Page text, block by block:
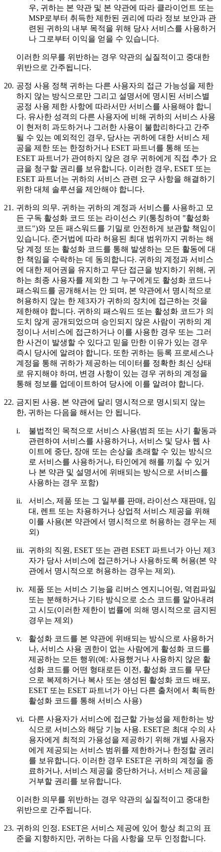
우, 귀하는 본 약관 및 본 약관에 따라 클라이언트 또는
MSP로부터 취득한 제한된 권리에 따라 정보 보안과 관
련된 귀하의 내부 목적을 위해 당사 서비스를 사용하거
나 그로부터 이익을 얻을 수 있습니다.
이러한 의무를 위반하는 경우 약관의 실질적이고 중대한
위반으로 간주됩니다.
20. 공정 사용 정책 귀하는 다른 사용자의 접근 가능성을 제한
하지 않는 방식으로만 그리고 설명서에 명시된 서비스별
공정 사용 제한 사항에 따라서만 서비스를 사용해야 합니
다. 유사한 성격의 다른 사용자에 비해 귀하의 서비스 사용
이 현저히 과도하거나 그러한 사용이 불합리하다고 간주
될 수 있는 예외적인 경우, 당사는 귀하에 대한 서비스 제
공을 제한 또는 한정하거나 ESET 파트너를 통해 또는
ESET 파트너가 관여하지 않은 경우 귀하에게 직접 추가 요
금을 청구할 권리를 보유합니다. 이러한 경우, ESET 또는
ESET 파트너는 귀하의 서비스 관련 요구 사항을 해결하기
위한 대체 솔루션을 제안해야 합니다.
21. 귀하의 의무. 귀하는 귀하의 계정과 서비스를 사용하고 모
든 구독 활성화 코드 또는 라이선스 키(통칭하여 "활성화
코드")와 모든 패스워드를 기밀로 안전하게 보관할 책임이
있습니다. 준거법에 따라 허용된 최대 범위까지 귀하는 해
당 계정 또는 활성화 코드를 통해 발생하는 모든 활동에 대
한 책임을 수락하는 데 동의합니다. 귀하의 계정과 서비스
에 대한 제어권을 유지하고 무단 접근을 방지하기 위해, 귀
하는 최종 사용자를 제외한 그 누구에게도 활성화 코드나
패스워드를 공개해서는 안 되며, 본 약관에서 명시적으로
허용하지 않는 한 제3자가 귀하의 장치에 접근하는 것을
제한해야 합니다. 귀하의 패스워드 또는 활성화 코드가 의
도치 않게 공개되었으며 승인되지 않은 사람이 귀하의 계
정이나 서비스에 접근하거나 이를 사용한 경우 또는 그러
한 사건이 발생할 수 있다고 믿을 만한 이유가 있는 경우
즉시 당사에 알려야 합니다. 또한 귀하는 등록 프로세스나
계정을 통해 귀하가 제공하는 데이터를 정확한 최신 상태
로 유지해야 하며, 변경 사항이 있는 경우 귀하의 계정을
통해 정보를 업데이트하여 당사에 이를 알려야 합니다.
22. 금지된 사용. 본 약관에 달리 명시적으로 명시되지 않는
한, 귀하는 다음을 해서는 안 됩니다.
i.
불법적인 목적으로 서비스 사용(범죄 또는 사기 활동과
관련하여 서비스를 사용하거나, 서비스 및 당사 웹 사
이트에 중단, 장애 또는 손상을 초래할 수 있는 방식으
로 서비스를 사용하거나, 타인에게 해를 끼칠 수 있거
나 본 약관 및 설명서에 위배되는 방식으로 서비스를
사용하는 경우 포함)
ii.
서비스, 제품 또는 그 일부를 판매, 라이선스 재판매, 임
대, 렌트 또는 차용하거나 상업적 서비스 제공을 위해
이를 사용(본 약관에서 명시적으로 허용하는 경우는 제
외)
iii.
귀하의 직원, ESET 또는 관련 ESET 파트너가 아닌 제3
자가 당사 서비스에 접근하거나 사용하도록 허용(본 약
관에서 명시적으로 허용하는 경우는 제외).
iv.
제품 또는 서비스 기능을 리버스 엔지니어링, 역컴파일
또는 분해하거나 기타 방식으로 소스 코드를 알아내려
고 시도(이러한 제한이 법률에 의해 명시적으로 금지된
경우는 제외)
v.
활성화 코드를 본 약관에 위배되는 방식으로 사용하거
나, 서비스 사용 권한이 없는 사람에게 활성화 코드를
제공하는 모든 행위(예: 사용했거나 사용하지 않은 활
성화 코드를 어떤 형태로든 이전, 활성화 코드를 무단
으로 복제하거나 복사 또는 생성된 활성화 코드 배포,
ESET 또는 ESET 파트너가 아닌 다른 출처에서 획득한
활성화 코드를 통해 서비스 사용)
vi.
다른 사용자가 서비스에 접근할 가능성을 제한하는 방
식으로 서비스와 해당 기능 사용. ESET은 최대 수의 사
용자에게 최적의 가용성을 제공하기 위해 개별 사용자
에게 제공되는 서비스 범위를 제한하거나 한정할 권리
를 보유합니다. 이러한 경우 ESET은 귀하의 계정을 종
료하거나, 서비스 제공을 중단하거나, 서비스 제공을
거부할 권리를 보유합니다.
이러한 의무를 위반하는 경우 약관의 실질적이고 중대한
위반으로 간주됩니다.
23. 귀하의 인정. ESET은 서비스 제공에 있어 항상 최고의 표
준을 지향하지만, 귀하는 다음 사항을 모두 인정합니다.